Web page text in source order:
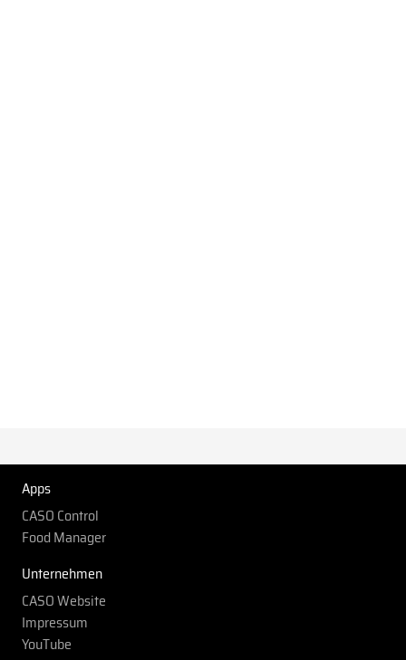
Apps
CASO Control
Food Manager
Unternehmen
CASO Website
Impressum
YouTube